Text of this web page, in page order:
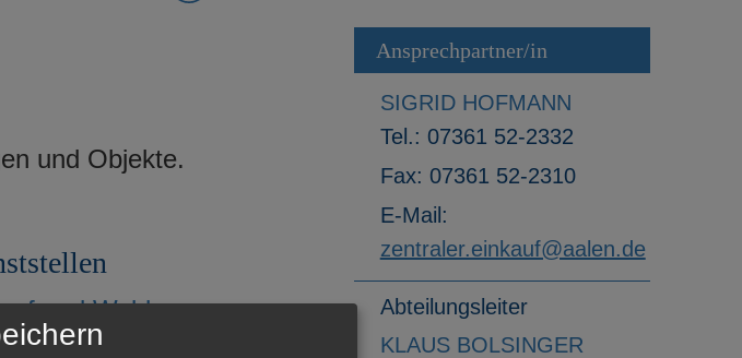
und Objekte.
und Wald
Ansprechpartner/in
SIGRID HOFMANN
Tel.: 07361 52-2332
Fax: 07361 52-2310
E-Mail:
zentraler.einkauf@aalen.de
Abteilungsleiter
KLAUS BOLSINGER